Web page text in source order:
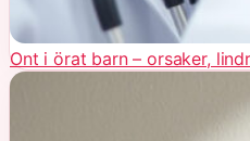
Ont i örat barn – orsaker,